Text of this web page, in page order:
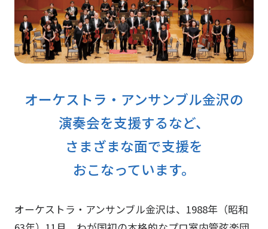
オーケストラ・アンサンブル金沢の
演奏会を支援するなど、
さまざまな面で支援を
おこなっています。
オーケストラ・アンサンブル金沢は、1988年（昭和